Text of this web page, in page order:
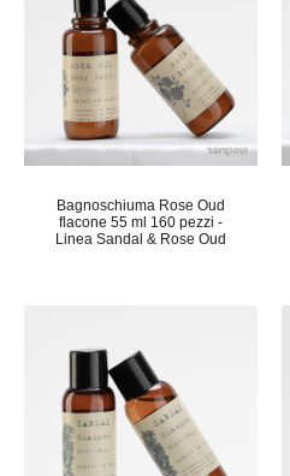
Bagnoschiuma Rose Oud
flacone 55 ml 160 pezzi -
Linea Sandal & Rose Oud